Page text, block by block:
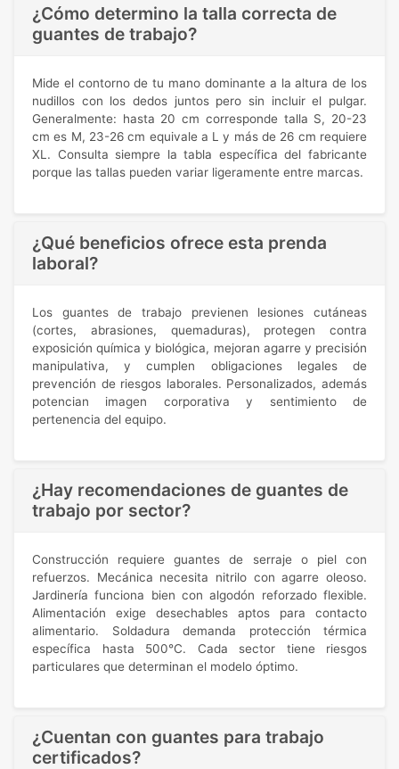
¿Cómo determino la talla correcta de
guantes de trabajo?
Mide el contorno de tu mano dominante a la altura de los
nudillos con los dedos juntos pero sin incluir el pulgar.
Generalmente: hasta 20 cm corresponde talla S, 20-23
cm es M, 23-26 cm equivale a L y más de 26 cm requiere
XL. Consulta siempre la tabla específica del fabricante
porque las tallas pueden variar ligeramente entre marcas.
¿Qué beneficios ofrece esta prenda
laboral?
Los guantes de trabajo previenen lesiones cutáneas
(cortes, abrasiones, quemaduras), protegen contra
exposición química y biológica, mejoran agarre y precisión
manipulativa, y cumplen obligaciones legales de
prevención de riesgos laborales. Personalizados, además
potencian imagen corporativa y sentimiento de
pertenencia del equipo.
¿Hay recomendaciones de guantes de
trabajo por sector?
Construcción requiere guantes de serraje o piel con
refuerzos. Mecánica necesita nitrilo con agarre oleoso.
Jardinería funciona bien con algodón reforzado flexible.
Alimentación exige desechables aptos para contacto
alimentario. Soldadura demanda protección térmica
específica hasta 500°C. Cada sector tiene riesgos
particulares que determinan el modelo óptimo.
¿Cuentan con guantes para trabajo
certificados?